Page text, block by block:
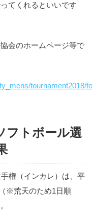
てくれるといいです
会のホームページ等で
tournament2018/
フトボール選
権（インカレ）は、平
※荒天のため1日順